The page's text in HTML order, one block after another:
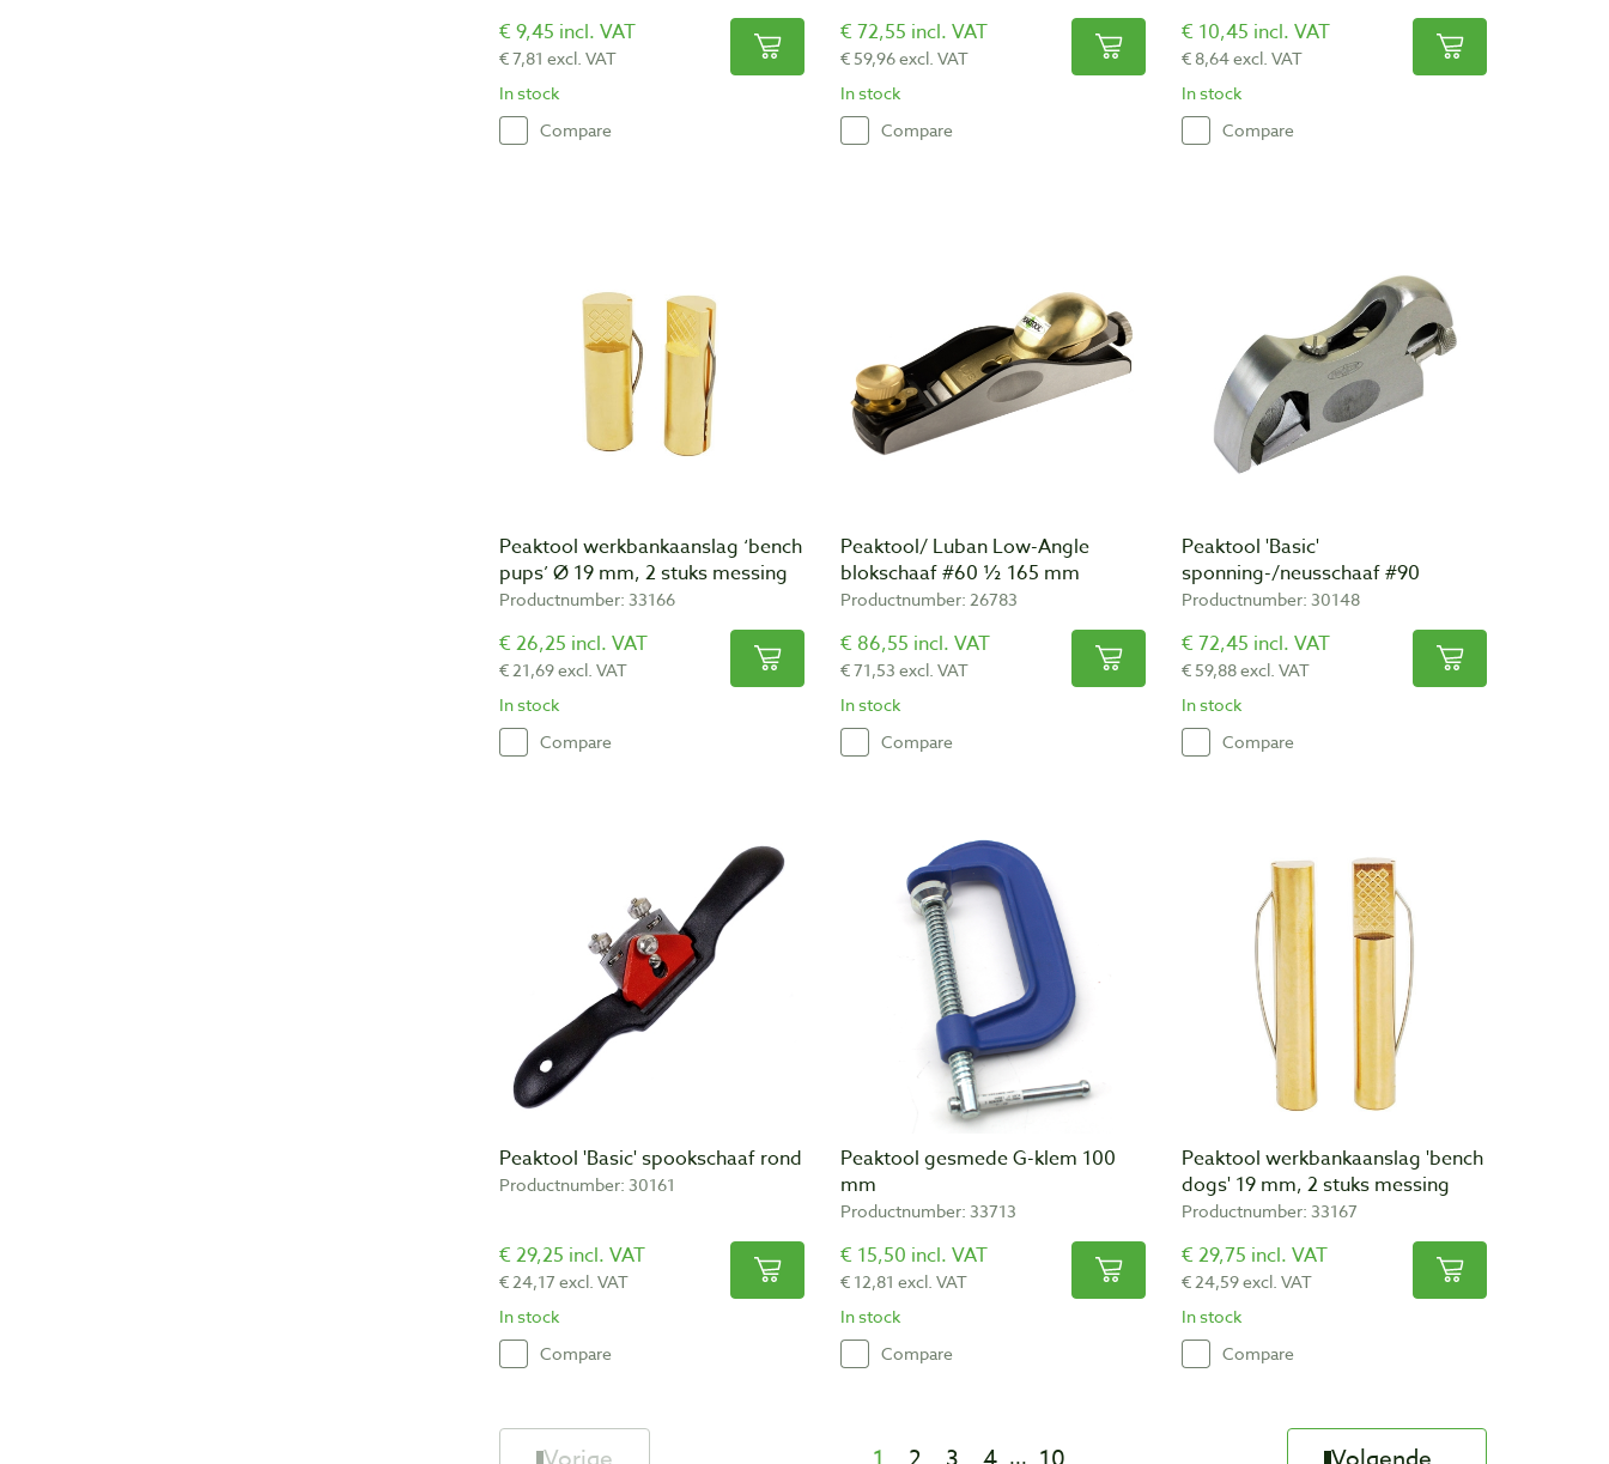
€ 9,45 incl. VAT
€ 7,81 excl. VAT
In stock
Compare
€ 72,55 incl. VAT
€ 59,96 excl. VAT
In stock
Compare
€ 10,45 incl. VAT
€ 8,64 excl. VAT
In stock
Compare
Peaktool werkbankaanslag ‘bench
pups’ Ø 19 mm, 2 stuks messing
Productnumber: 33166
€ 26,25 incl. VAT
€ 21,69 excl. VAT
In stock
Compare
Peaktool/ Luban Low-Angle
blokschaaf #60 ½ 165 mm
Productnumber: 26783
€ 86,55 incl. VAT
€ 71,53 excl. VAT
In stock
Compare
Peaktool 'Basic'
sponning-/neusschaaf #90
Productnumber: 30148
€ 72,45 incl. VAT
€ 59,88 excl. VAT
In stock
Compare
Peaktool 'Basic' spookschaaf rond
Productnumber: 30161
€ 29,25 incl. VAT
€ 24,17 excl. VAT
In stock
Compare
Peaktool gesmede G-klem 100
mm
Productnumber: 33713
€ 15,50 incl. VAT
€ 12,81 excl. VAT
In stock
Compare
Peaktool werkbankaanslag 'bench
dogs' 19 mm, 2 stuks messing
Productnumber: 33167
€ 29,75 incl. VAT
€ 24,59 excl. VAT
In stock
Compare
Vorige 1 2 3 4 ... 10 Volgende